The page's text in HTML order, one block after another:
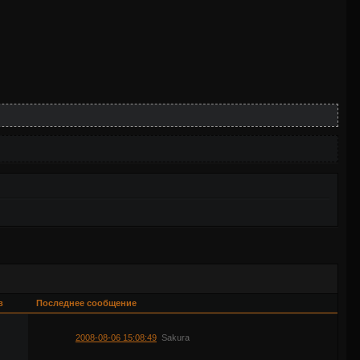
Последнее сообщение
2008-08-06 15:08:49 Sakura